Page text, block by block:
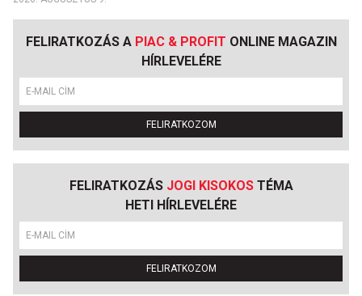
FELIRATKOZÁS A PIAC & PROFIT ONLINE MAGAZIN
HÍRLEVELÉRE
FELIRATKOZOM
FELIRATKOZÁS JOGI KISOKOSTÉMA
HETI HÍRLEVELÉRE
FELIRATKOZOM